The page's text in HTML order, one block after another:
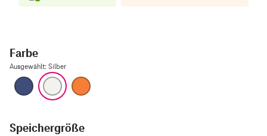
Farbe
Ausgewählt: Silber
Tiefblau Silber
Speichergröße